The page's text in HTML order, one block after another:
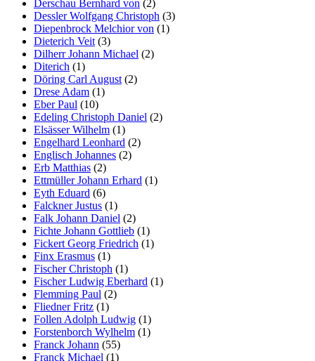
Derschau Bernhard von (2)
Dessler Wolfgang Christoph (3)
Diepenbrock Melchior von (1)
Dieterich Veit (3)
Dilherr Johann Michael (2)
Diterich (1)
Döring Carl August (2)
Drese Adam (1)
Eber Paul (10)
Edeling Christoph Daniel (2)
Elsässer Wilhelm (1)
Engelhard Leonhard (2)
Englisch Johannes (2)
Erb Matthias (2)
Ettmüller Johann Erhard (1)
Eyth Eduard (6)
Falckner Justus (1)
Falk Johann Daniel (2)
Fichte Johann Gottlieb (1)
Fickert Georg Friedrich (1)
Finx Erasmus (1)
Fischer Christoph (1)
Fischer Ludwig Eberhard (1)
Flemming Paul (2)
Fliedner Fritz (1)
Follen Adolph Ludwig (1)
Forstenborch Wylhelm (1)
Franck Johann (55)
Franck Michael (1)